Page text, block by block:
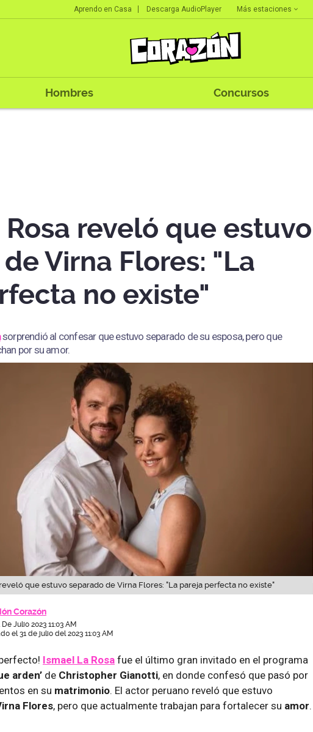
Aprendo en Casa Descarga AudioPlayer Más estaciones
Hombres Concursos
reveló que estuvo
Virna Flores: "La
no existe"
sorprendió al confesar que estuvo separado de su esposa, pero que
por su amor.
que estuvo separado de Virna Flores: "La pareja perfecta no existe"
Corazón
De Julio 2023 11:03 AM
el 31 de julio del 2023 11:03 AM
Ismael La Rosa fue el último gran invitado en el programa
arden’ de Christopher Gianotti, en donde confesó que pasó por
en su matrimonio. El actor peruano reveló que estuvo
Flores, pero que actualmente trabajan para fortalecer su amor.